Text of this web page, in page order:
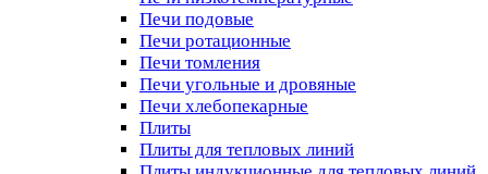
Печи подовые
Печи ротационные
Печи томления
Печи угольные и дровяные
Печи хлебопекарные
Плиты
Плиты для тепловых линий